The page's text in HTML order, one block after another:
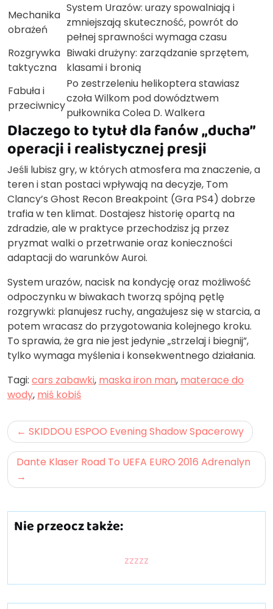
Mechanika
obrażeń
System Urazów: urazy spowalniają i
zmniejszają skuteczność, powrót do
pełnej sprawności wymaga czasu
Rozgrywka
taktyczna
Biwaki drużyny: zarządzanie sprzętem,
klasami i bronią
Fabuła i
przeciwnicy
Po zestrzeleniu helikoptera stawiasz
czoła Wilkom pod dowództwem
pułkownika Colea D. Walkera
Dlaczego to tytuł dla fanów „ducha”
operacji i realistycznej presji
Jeśli lubisz gry, w których atmosfera ma znaczenie, a
teren i stan postaci wpływają na decyzje, Tom
Clancy’s Ghost Recon Breakpoint (Gra PS4) dobrze
trafia w ten klimat. Dostajesz historię opartą na
zdradzie, ale w praktyce przechodzisz ją przez
pryzmat walki o przetrwanie oraz konieczności
adaptacji do warunków Auroi.
System urazów, nacisk na kondycję oraz możliwość
odpoczynku w biwakach tworzą spójną pętlę
rozgrywki: planujesz ruchy, angażujesz się w starcia, a
potem wracasz do przygotowania kolejnego kroku.
To sprawia, że gra nie jest jedynie „strzelaj i biegnij”,
tylko wymaga myślenia i konsekwentnego działania.
Tagi: cars zabawki, maska iron man, materace do
wody, miś kobiś
Nawigacja
wpisu
SKIDDOU ESPOO Evening Shadow Spacerowy
Dante Klaser Road To UEFA EURO 2016 Adrenalyn
Nie przeocz także:
zzzzz